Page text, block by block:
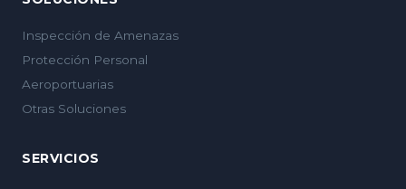
Inspección de Amenazas
Protección Personal
Aeroportuarias
Otras Soluciones
SERVICIOS